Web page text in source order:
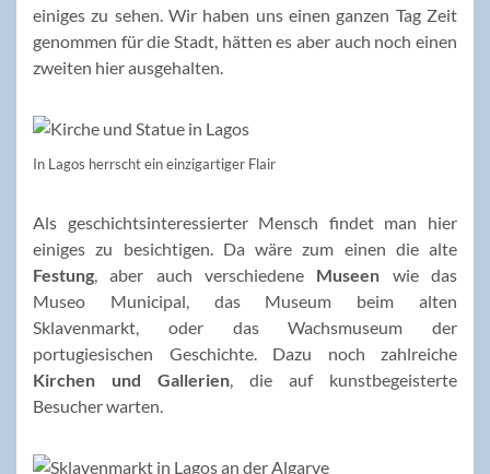
einiges zu sehen. Wir haben uns einen ganzen Tag Zeit
genommen für die Stadt, hätten es aber auch noch einen
zweiten hier ausgehalten.
In Lagos herrscht ein einzigartiger Flair
Als geschichtsinteressierter Mensch findet man hier
einiges zu besichtigen. Da wäre zum einen die alte
Festung, aber auch verschiedene Museen wie das
Museo Municipal, das Museum beim alten
Sklavenmarkt, oder das Wachsmuseum der
portugiesischen Geschichte. Dazu noch zahlreiche
Kirchen und Gallerien, die auf kunstbegeisterte
Besucher warten.